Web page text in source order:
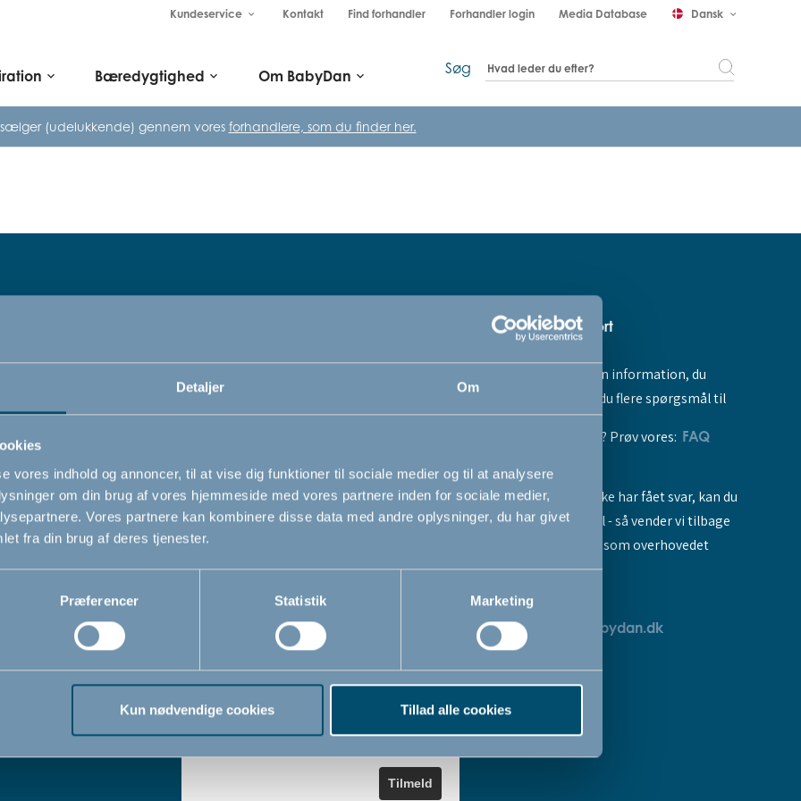
Detaljer Om
vores indhold og annoncer, til at vise dig funktioner til sociale medier og til at analysere
om din brug af vores hjemmeside med vores partnere inden for sociale medier,
Vores partnere kan kombinere disse data med andre oplysninger, du har givet
fra din brug af deres tjenester.
Præferencer Statistik Marketing
Kun nødvendige cookies Tillad alle cookies
Kundeservice keyboard_arrow_down Kontakt Find forhandler Forhandler login Media Database Dansk keyboard_arrow_down
keyboard_arrow_down Bæredygtighed keyboard_arrow_down Om BabyDan keyboard_arrow_down Søg
(udelukkende) gennem vores forhandlere, som du finder her.
vi vil bare gerne informere dig om vores
Navn
Email
Jeg accepterer at modtage nyhedsbreve
Ved at tilmelde dig vores nyhedsbrev
Tilmeld
Hjælp & support
Fandt du ikke den information, du
søgte, eller har du flere spørgsmål til
vores produkter? Prøv vores: FAQ
Hvis du stadig ikke har fået svar, kan du
sende os en mail - så vender vi tilbage
til dig så hurtigt som overhovedet
muligt:
servicedk@babydan.dk